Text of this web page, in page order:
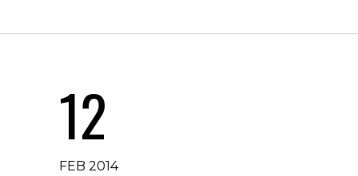
12
FEB 2014